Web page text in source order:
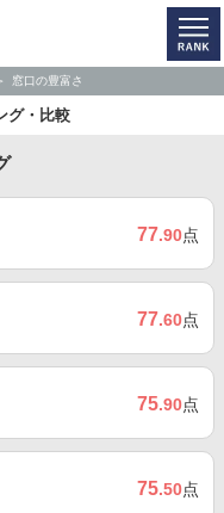
窓口の豊富さ
グ・比較
77.90点
77.60点
75.90点
75.50点